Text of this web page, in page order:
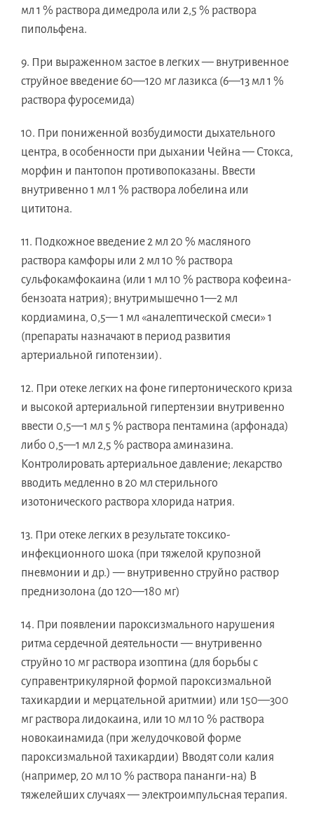
мл 1 % раствора димедрола или 2,5 % раствора
пипольфена.
9. При выраженном застое в легких — внутривенное
струйное введение 60—120 мг лазикса (6—13 мл 1 %
раствора фуросемида)
10. При пониженной возбудимости дыхательного
центра, в особенности при дыхании Чейна — Стокса,
морфин и пантопон противопоказаны. Ввести
внутривенно 1 мл 1 % раствора лобелина или
цититона.
11. Подкожное введение 2 мл 20 % масляного
раствора камфоры или 2 мл 10 % раствора
сульфокамфокаина (или 1 мл 10 % раствора кофеина-
бензоата натрия); внутримышечно 1—2 мл
кордиамина, 0,5— 1 мл «аналептической смеси» 1
(препараты назначают в период развития
артериальной гипотензии).
12. При отеке легких на фоне гипертонического криза
и высокой артериальной гипертензии внутривенно
ввести 0,5—1 мл 5 % раствора пентамина (арфонада)
либо 0,5—1 мл 2,5 % раствора аминазина.
Контролировать артериальное давление; лекарство
вводить медленно в 20 мл стерильного
изотонического раствора хлорида натрия.
13. При отеке легких в результате токсико-
инфекционного шока (при тяжелой крупозной
пневмонии и др.) — внутривенно струйно раствор
преднизолона (до 120—180 мг)
14. При появлении пароксизмального нарушения
ритма сердечной деятельности — внутривенно
струйно 10 мг раствора изоптина (для борьбы с
суправентрикулярной формой пароксизмальной
тахикардии и мерцательной аритмии) или 150—300
мг раствора лидокаина, или 10 мл 10 % раствора
новокаинамида (при желудочковой форме
пароксизмальной тахикардии) Вводят соли калия
(например, 20 мл 10 % раствора пананги-на) В
тяжелейших случаях — электроимпульсная терапия.